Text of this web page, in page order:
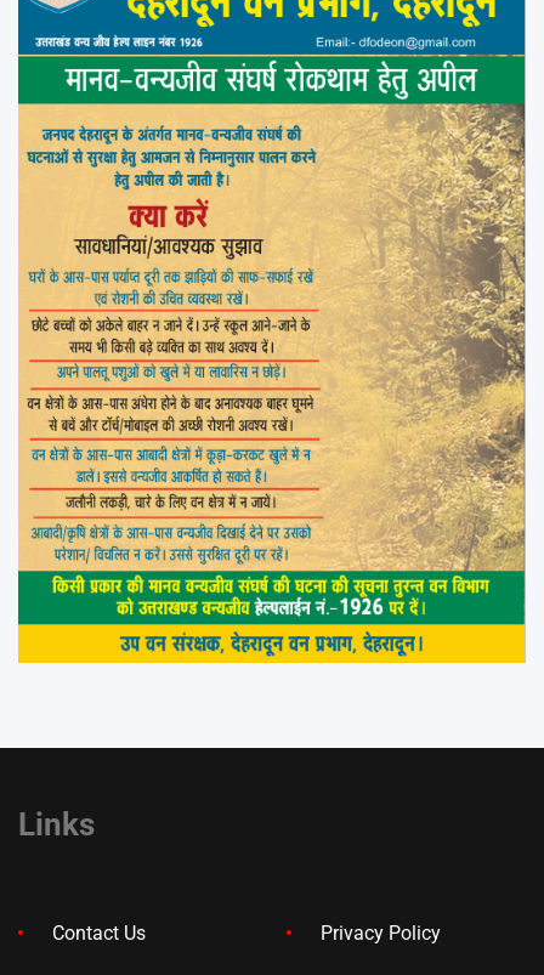
Links
Contact Us Privacy Policy